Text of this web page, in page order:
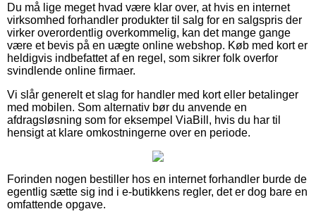
Du må lige meget hvad være klar over, at hvis en internet
virksomhed forhandler produkter til salg for en salgspris der
virker overordentlig overkommelig, kan det mange gange
være et bevis på en uægte online webshop. Køb med kort er
heldigvis indbefattet af en regel, som sikrer folk overfor
svindlende online firmaer.
Vi slår generelt et slag for handler med kort eller betalinger
med mobilen. Som alternativ bør du anvende en
afdragsløsning som for eksempel ViaBill, hvis du har til
hensigt at klare omkostningerne over en periode.
Forinden nogen bestiller hos en internet forhandler burde de
egentlig sætte sig ind i e-butikkens regler, det er dog bare en
omfattende opgave.